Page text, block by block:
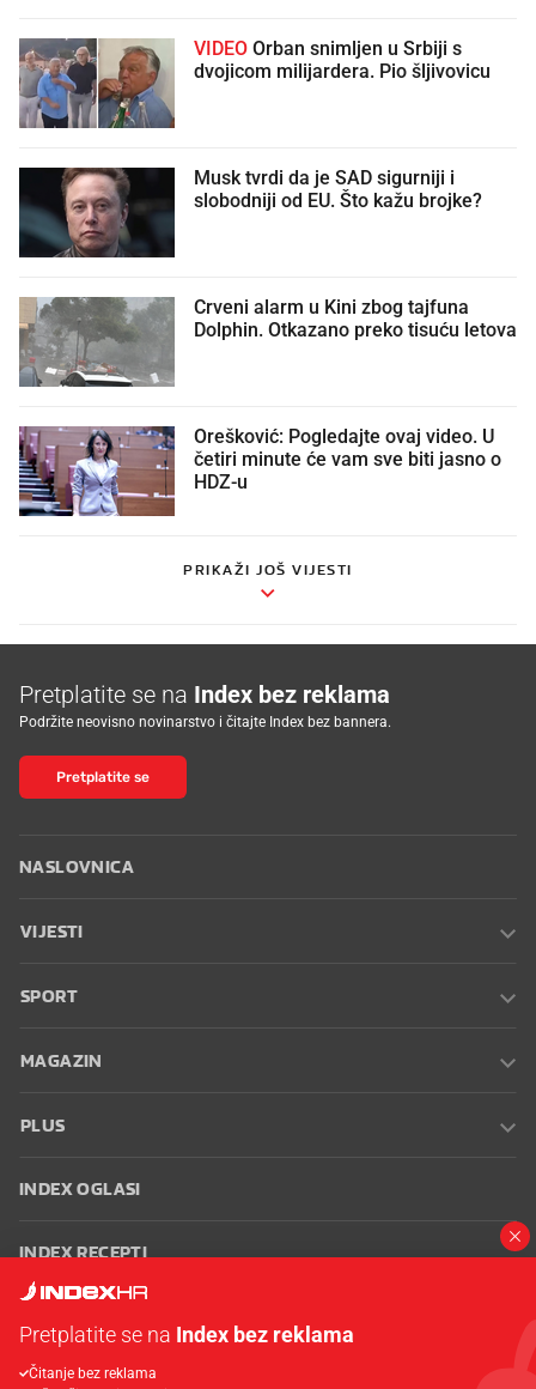
VIDEO
dvojicom milijardera. Pio šljivovicu
Musk tvrdi da je SAD sigurniji i
slobodniji od EU. Što kažu brojke?
Crveni alarm u Kini zbog tajfuna
Dolphin. Otkazano preko tisuću letova
Orešković: Pogledajte ovaj video. U
četiri minute će vam sve biti jasno o
HDZ-u
PRIKAŽI JOŠ VIJESTI
Pretplatite se na Index bez reklama
Podržite neovisno novinarstvo i čitajte Index bez bannera.
Pretplatite se
NASLOVNICA
VIJESTI
SPORT
MAGAZIN
PLUS
INDEX OGLASI
INDEX RECEPTI
Oglašavanje Zaposli se na Indexu
Pretplatite se na Index bez reklama
Čitanje bez reklama